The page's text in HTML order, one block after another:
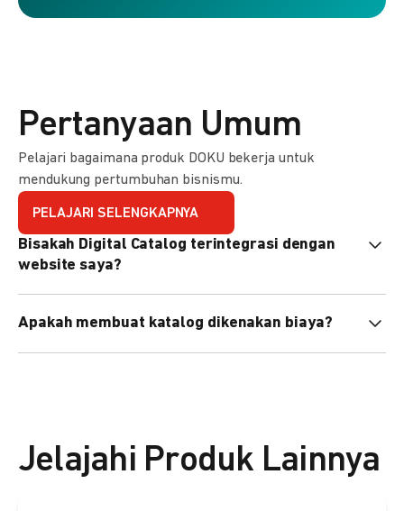
Pertanyaan Umum
Pelajari bagaimana produk DOKU bekerja untuk
mendukung pertumbuhan bisnismu.
PELAJARI SELENGKAPNYA
Bisakah Digital Catalog terintegrasi dengan
website saya?
atau menyematkan QR code di website Anda.
Apakah membuat katalog dikenakan biaya?
Jelajahi Produk Lainnya